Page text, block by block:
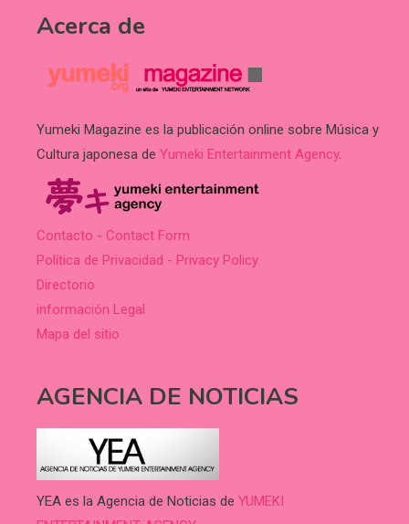
Acerca de
Yumeki Magazine es la publicación online sobre Música y
Cultura japonesa de Yumeki Entertainment Agency.
Contacto - Contact Form
Política de Privacidad - Privacy Policy
Directorio
información Legal
Mapa del sitio
AGENCIA DE NOTICIAS
YEA es la Agencia de Noticias de YUMEKI